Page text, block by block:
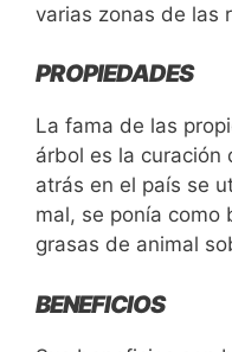
varias zonas de las
PROPIEDADES
La fama de las
árbol es la curación
atrás en el país se
mal, se ponía como
grasas de animal
BENEFICIOS